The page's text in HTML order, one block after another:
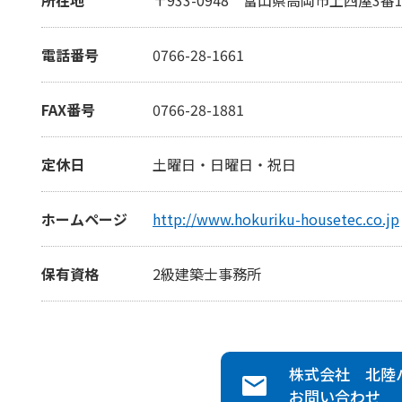
電話番号 0766-28-1661
FAX番号 0766-28-1881
定休日 土曜日・日曜日・祝日
ホームページ http://www.hokuriku-housetec.co.jp
保有資格 2級建築士事務所
株式会社 北陸
お問い合わせ